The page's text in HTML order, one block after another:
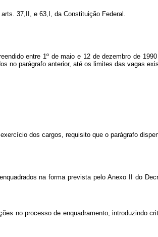
37,II, e 63,I, da Constituição Federal.
entre 1º de maio e 12 de dezembro de
no parágrafo anterior, até os limites das vagas
dos cargos, requisito que o parágrafo
na forma prevista pelo Anexo II do
no processo de enquadramento, introduzindo